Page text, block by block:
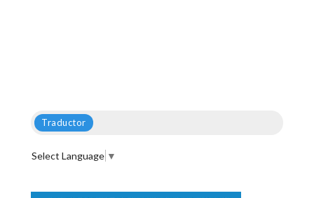
Traductor
Select Language ▼